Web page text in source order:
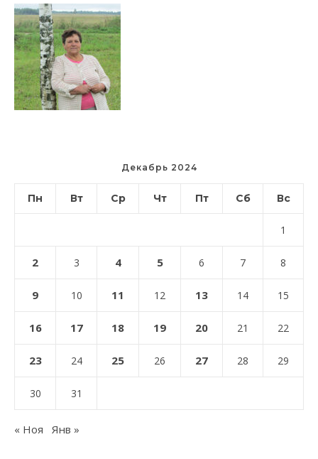
Декабрь 2024
Пн Вт Ср Чт Пт Сб Вс
1
2 3 4 5 6 7 8
9 10 11 12 13 14 15
16 17 18 19 20 21 22
23 24 25 26 27 28 29
30 31
« Ноя Янв »